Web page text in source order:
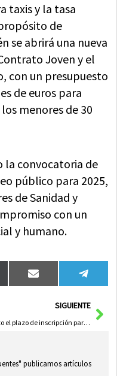
taxis y la tasa
de
se abrirá una nueva
Joven y el
con un presupuesto
de euros para
menores de 30
la convocatoria de
público para 2025,
de Sanidad y
con un
y humano.
Compartir
en
Email
en
SIGUIENTE
Abierto el plazo de inscripción para la Liga de Pádel 2025/2026 en Herencia
publicamos artículos